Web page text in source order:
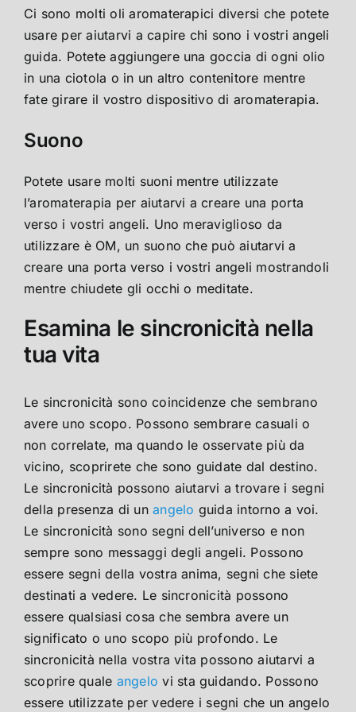
Ci sono molti oli aromaterapici diversi che potete
usare per aiutarvi a capire chi sono i vostri angeli
guida. Potete aggiungere una goccia di ogni olio
in una ciotola o in un altro contenitore mentre
fate girare il vostro dispositivo di aromaterapia.
Suono
Potete usare molti suoni mentre utilizzate
l’aromaterapia per aiutarvi a creare una porta
verso i vostri angeli. Uno meraviglioso da
utilizzare è OM, un suono che può aiutarvi a
creare una porta verso i vostri angeli mostrandoli
mentre chiudete gli occhi o meditate.
Esamina le sincronicità nella
tua vita
Le sincronicità sono coincidenze che sembrano
avere uno scopo. Possono sembrare casuali o
non correlate, ma quando le osservate più da
vicino, scoprirete che sono guidate dal destino.
Le sincronicità possono aiutarvi a trovare i segni
della presenza di unangelo guida intorno a voi.
Le sincronicità sono segni dell’universo e non
sempre sono messaggi degli angeli. Possono
essere segni della vostra anima, segni che siete
destinati a vedere. Le sincronicità possono
essere qualsiasi cosa che sembra avere un
significato o uno scopo più profondo. Le
sincronicità nella vostra vita possono aiutarvi a
scoprire quale angelo vi sta guidando. Possono
essere utilizzate per vedere i segni che un angelo